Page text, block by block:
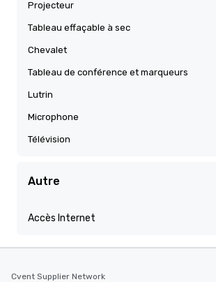
Projecteur
Tableau effaçable à sec
Chevalet
Tableau de conférence et marqueurs
Lutrin
Microphone
Télévision
Autre
Accès Internet
Cvent Supplier Network